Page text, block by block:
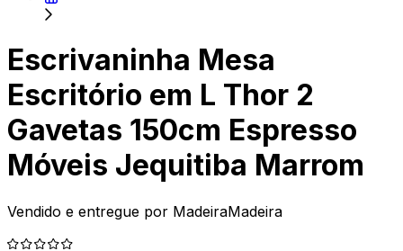
Escrivaninha Mesa
Escritório em L Thor 2
Gavetas 150cm Espresso
Móveis Jequitiba Marrom
Vendido e entregue por MadeiraMadeira